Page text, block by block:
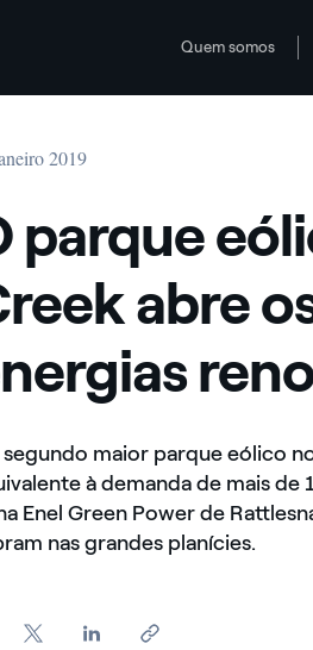
Quem somos
os caminhos para as energias
abre os caminhos para as energias
2019
parque
abre
segundo maior parque eólico
à demanda de mais
Enel Green Power de
nas grandes planícies.